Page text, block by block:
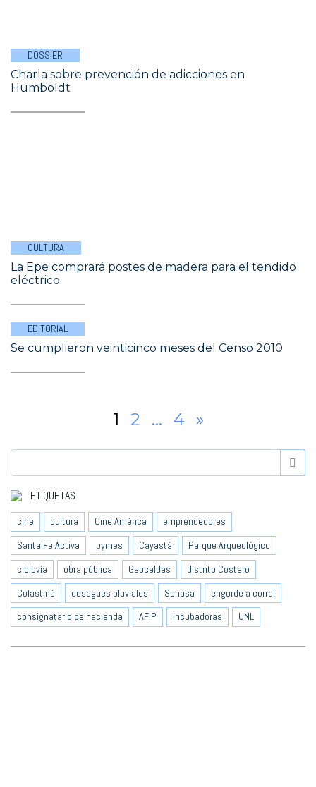
DOSSIER
Charla sobre prevención de adicciones en
Humboldt
CULTURA
La Epe comprará postes de madera para el tendido
eléctrico
EDITORIAL
Se cumplieron veinticinco meses del Censo 2010
1 2 … 4 »
ETIQUETAS
cine cultura Cine América
emprendedores
Santa Fe Activa
pymes Cayastá
Parque Arqueológico
ciclovía
obra pública Geoceldas
distrito Costero
Colastiné
desagües pluviales Senasa
engorde a corral
consignatario de hacienda
AFIP incubadoras UNL